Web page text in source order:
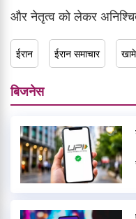
और नेतृत्व को लेकर
ईरान ईरान समाचार
बिजनेस